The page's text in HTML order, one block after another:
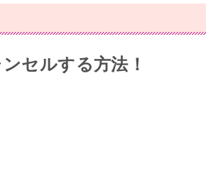
セルする方法！